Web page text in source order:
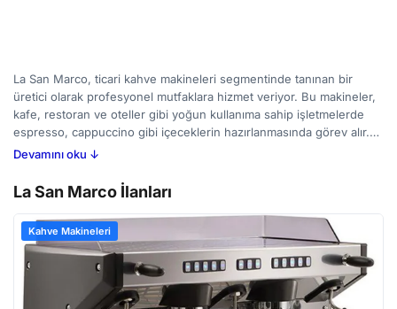
La San Marco, ticari kahve makineleri segmentinde tanınan bir
üretici olarak profesyonel mutfaklara hizmet veriyor. Bu makineler,
kafe, restoran ve oteller gibi yoğun kullanıma sahip işletmelerde
espresso, cappuccino gibi içeceklerin hazırlanmasında görev alır.
Kahve demleme sıcaklığının hassas kontrolü ve güvenilir
uygun bir seçenek olabilir. BirMakine'deki ilanları inceleyerek, farklı
ihtiyaçlara ve bütçelere cevap veren çeşitli modelleri karşılaştırabilir,
makinenin kapasitesi, su tankı boyutu ve enerji tüketimi gibi
özelliklerine dikkat ederek iş akışınıza en uygun çözümü
bulabilirsiniz.
Devamını oku ↓
La San Marco İlanları
Kahve Makineleri